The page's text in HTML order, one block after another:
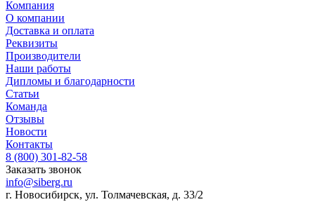
Компания
О компании
Доставка и оплата
Реквизиты
Производители
Наши работы
Дипломы и благодарности
Статьи
Команда
Отзывы
Новости
Контакты
8 (800) 301-82-58
Заказать звонок
info@siberg.ru
г. Новосибирск, ул. Толмачевская, д. 33/2